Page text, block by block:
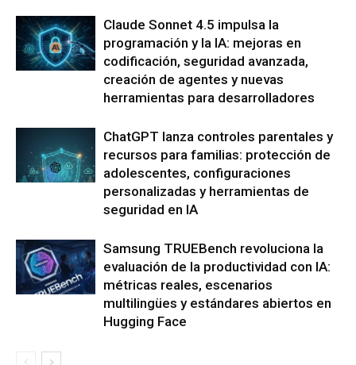
Claude Sonnet 4.5 impulsa la
programación y la IA: mejoras en
codificación, seguridad avanzada,
creación de agentes y nuevas
herramientas para desarrolladores
ChatGPT lanza controles parentales y
recursos para familias: protección de
adolescentes, configuraciones
personalizadas y herramientas de
seguridad en IA
Samsung TRUEBench revoluciona la
evaluación de la productividad con IA:
métricas reales, escenarios
multilingües y estándares abiertos en
Hugging Face